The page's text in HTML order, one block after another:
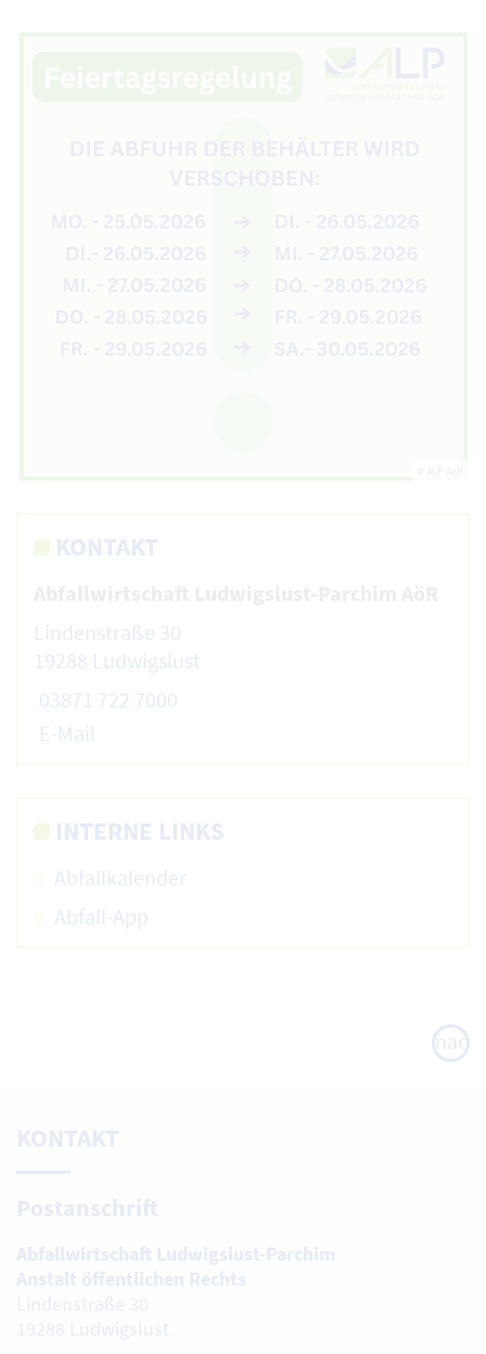
KONTAKT
Lindenstraße 30
19288 Ludwigslust
03871 722 7000
E-Mail
INTERNE LINKS
Abfallkalender
Abfall-App
nach
oben
KONTAKT
Postanschrift
Abfallwirtschaft Ludwigslust-Parchim
Anstalt öffentlichen Rechts
Lindenstraße 30
19288 Ludwigslust